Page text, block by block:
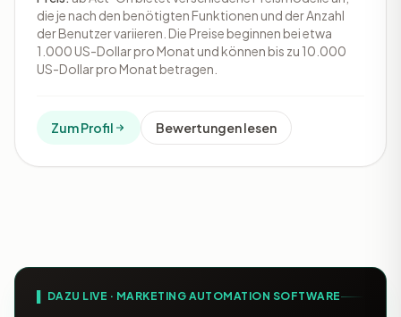
die je nach den benötigten Funktionen und der Anzahl
der Benutzer variieren. Die Preise beginnen bei etwa
1.000 US-Dollar pro Monat und können bis zu 10.000
US-Dollar pro Monat betragen.
Zum Profil Bewertungen lesen
▌ DAZU LIVE · MARKETING AUTOMATION SOFTWARE